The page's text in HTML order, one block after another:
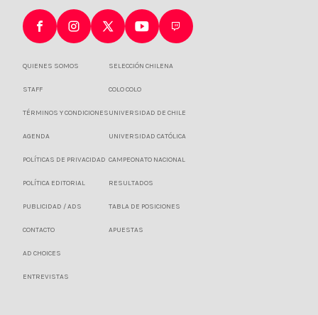
QUIENES SOMOS
STAFF
TÉRMINOS Y CONDICIONES
AGENDA
POLÍTICAS DE PRIVACIDAD
POLÍTICA EDITORIAL
PUBLICIDAD / ADS
CONTACTO
AD CHOICES
ENTREVISTAS
SELECCIÓN CHILENA
COLO COLO
UNIVERSIDAD DE CHILE
UNIVERSIDAD CATÓLICA
CAMPEONATO NACIONAL
RESULTADOS
TABLA DE POSICIONES
APUESTAS